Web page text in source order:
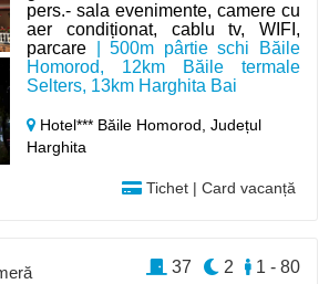
pers.- sala evenimente, camere cu
aer condiționat, cablu tv, WIFI,
parcare | 500m pârtie schi Băile
Homorod, 12km Băile termale
Selters, 13km Harghita Bai
Hotel*** Băile Homorod,Județul
Harghita
Tichet | Card vacanță
1 - 80
2
37